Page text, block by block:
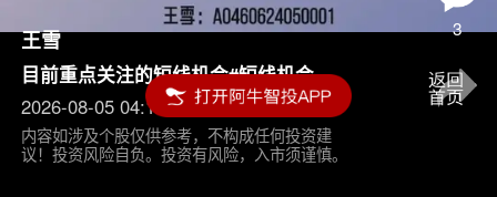
3
王雪
目前重点关注的短线机会#短线机会
2026-08-05 04:15
内容如涉及个股仅供参考，不构成任何投资建
议！投资风险自负。投资有风险，入市须谨慎。